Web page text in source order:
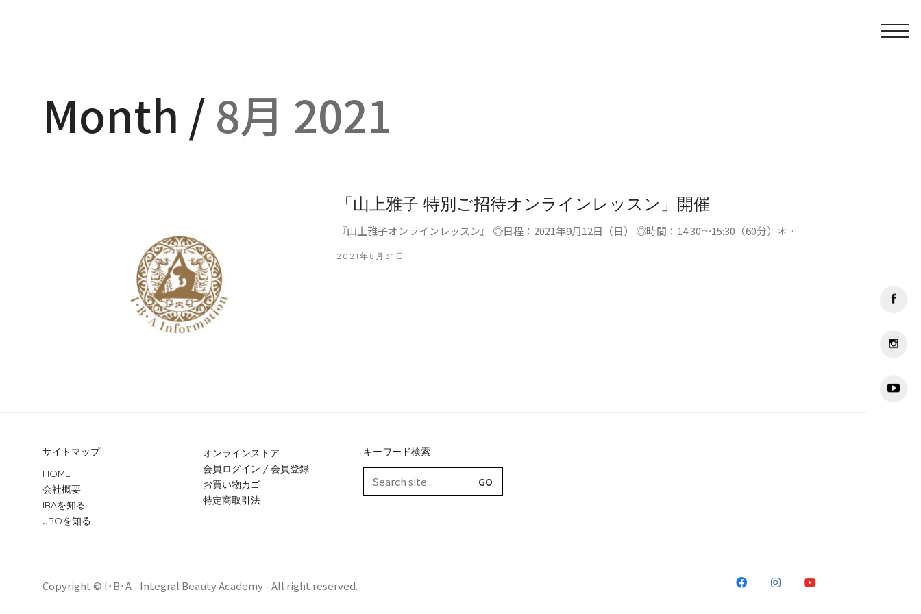
Month /8月 2021
「山上雅子 特別ご招待オンラインレッスン」開催
『山上雅子オンラインレッスン』 ◎日程：2021年9月12日（日） ◎時間：14:30～15:30（60分）＊…
2021年8月31日
サイトマップ
HOME
会社概要
IBAを知る
JBOを知る
オンラインストア
会員ログイン / 会員登録
お買い物カゴ
特定商取引法
キーワード検索
Search
for:
Copyright © I･B･A - Integral Beauty Academy - All right reserved.